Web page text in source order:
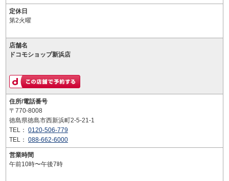
定休日
第2火曜
店舗名
ドコモショップ新浜店
住所/電話番号
〒770-8008
徳島県徳島市西新浜町2-5-21-1
TEL： 0120-506-779
TEL： 088-662-6000
営業時間
午前10時〜午後7時